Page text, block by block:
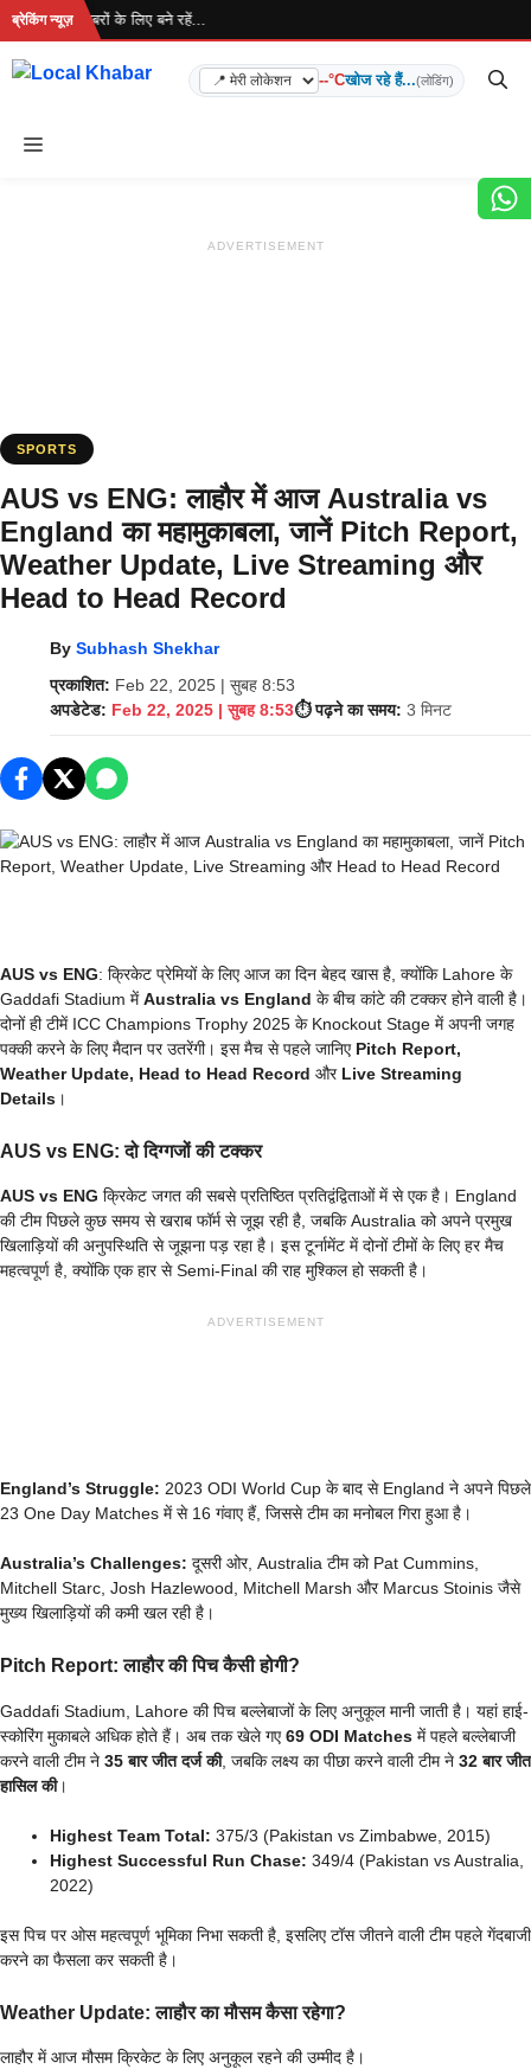
Skip
content
ब्रेकिंग न्यूज़
है... ताज़ा खबरों के लिए बने रहें...
--°Cखोज रहे हैं...(लोडिंग)
Menu
ADVERTISEMENT
SPORTS
AUS vs ENG: लाहौर में आज Australia vs
England का महामुकाबला, जानें Pitch Report,
Weather Update, Live Streaming और
Head to Head Record
By Subhash Shekhar
प्रकाशित: Feb 22, 2025 | सुबह 8:53
अपडेटेड: Feb 22, 2025 | सुबह 8:53⏱️ पढ़ने का समय: 3 मिनट
AUS vs ENG: क्रिकेट प्रेमियों के लिए आज का दिन बेहद खास है, क्योंकि Lahore के
Gaddafi Stadium मेंAustralia vs England के बीच कांटे की टक्कर होने वाली है।
दोनों ही टीमें ICC Champions Trophy 2025 के Knockout Stage में अपनी जगह
पक्की करने के लिए मैदान पर उतरेंगी। इस मैच से पहले जानिए Pitch Report,
Weather Update, Head to Head Record और Live Streaming
Details ।
AUS vs ENG: दो दिग्गजों की टक्कर
AUS vs ENG क्रिकेट जगत की सबसे प्रतिष्ठित प्रतिद्वंद्विताओं में से एक है। England
की टीम पिछले कुछ समय से खराब फॉर्म से जूझ रही है, जबकि Australia को अपने प्रमुख
खिलाड़ियों की अनुपस्थिति से जूझना पड़ रहा है। इस टूर्नामेंट में दोनों टीमों के लिए हर मैच
महत्वपूर्ण है, क्योंकि एक हार से Semi-Final की राह मुश्किल हो सकती है।
ADVERTISEMENT
England’s Struggle: 2023 ODI World Cup के बाद से England ने अपने पिछले
23 One Day Matches में से 16 गंवाए हैं, जिससे टीम का मनोबल गिरा हुआ है।
Australia’s Challenges: दूसरी ओर, Australia टीम को Pat Cummins,
Mitchell Starc, Josh Hazlewood, Mitchell Marsh और Marcus Stoinis जैसे
मुख्य खिलाड़ियों की कमी खल रही है।
Pitch Report: लाहौर की पिच कैसी होगी?
Gaddafi Stadium, Lahore की पिच बल्लेबाजों के लिए अनुकूल मानी जाती है। यहां हाई-
स्कोरिंग मुकाबले अधिक होते हैं। अब तक खेले गए69 ODI Matches में पहले बल्लेबाजी
करने वाली टीम ने 35 बार जीत दर्ज की, जबकि लक्ष्य का पीछा करने वाली टीम ने 32 बार जीत
हासिल की।
Highest Team Total: 375/3 (Pakistan vs Zimbabwe, 2015)
Highest Successful Run Chase: 349/4 (Pakistan vs Australia,
2022)
इस पिच पर ओस महत्वपूर्ण भूमिका निभा सकती है, इसलिए टॉस जीतने वाली टीम पहले गेंदबाजी
करने का फैसला कर सकती है।
Weather Update: लाहौर का मौसम कैसा रहेगा?
लाहौर में आज मौसम क्रिकेट के लिए अनुकूल रहने की उम्मीद है।